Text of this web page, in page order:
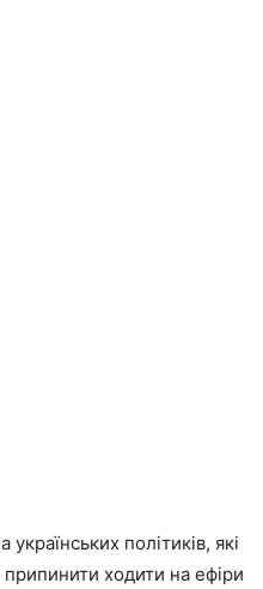
політиків, які
припинити ходити на ефіри